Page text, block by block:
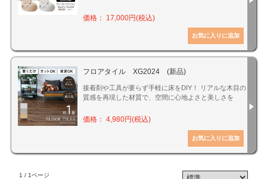
価格： 17,000円(税込)
フロアタイル XG2024 (新品)
接着剤や工具が要らず手軽に床をDIY！ リアルな木目の
質感を再現した材質で、空間に心地よさと美しさを
価格： 4,980円(税込)
1 / 1ページ